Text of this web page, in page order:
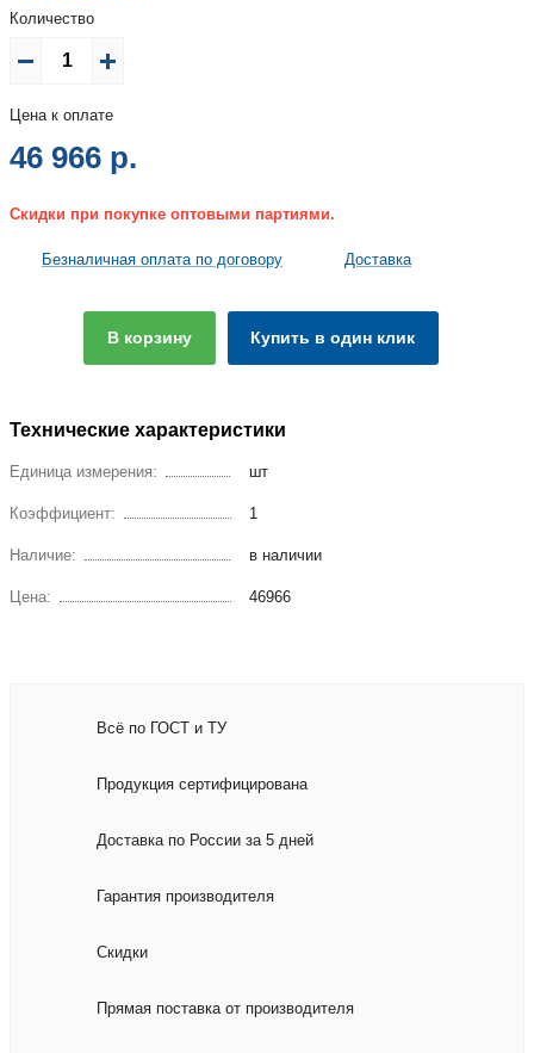
Количество
Цена к оплате
46 966 р.
Скидки при покупке оптовыми партиями.
Безналичная оплата по договору Доставка
В корзину Купить в один клик
Технические характеристики
Единица измерения: шт
Коэффициент: 1
Наличие: в наличии
Цена: 46966
Всё по ГОСТ и ТУ
Продукция сертифицирована
Доставка по России за 5 дней
Гарантия производителя
Скидки
Прямая поставка от производителя